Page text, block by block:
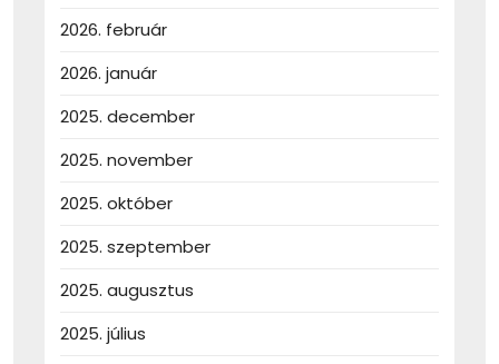
2026. február
2026. január
2025. december
2025. november
2025. október
2025. szeptember
2025. augusztus
2025. július